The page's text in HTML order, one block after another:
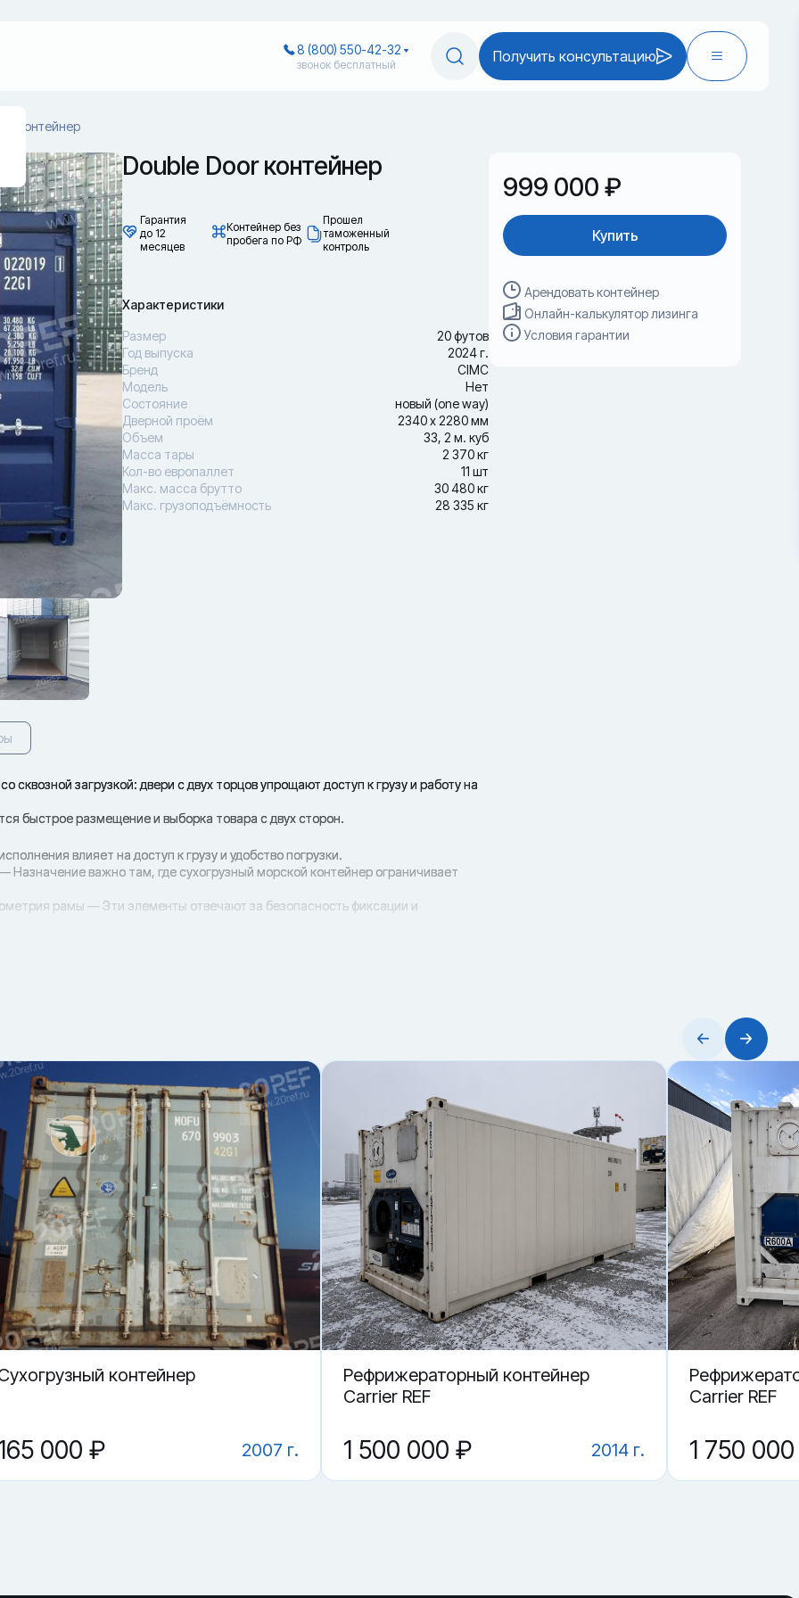
8 (800) 550-42-32
звонок бесплатный Получить консультацию
контейнер
Double Door контейнер
Гарантия
до 12
месяцев
Контейнер без
пробега по РФ
Прошел
таможенный
контроль
Характеристики
Размер
20 футов
Год выпуска
2024 г.
Бренд
CIMC
Модель
Нет
Состояние
новый (one way)
Дверной проём
2340 х 2280 мм
Объем
33, 2 м. куб
Масса тары
2 370 кг
Кол-во европаллет
11 шт
Макс. масса брутто
30 480 кг
Макс. грузоподъёмность
28 335 кг
999 000 ₽
Купить
Арендовать контейнер
Онлайн-калькулятор лизинга
Условия гарантии
сквозной загрузкой: двери с двух торцов упрощают доступ к грузу и работу на
быстрое размещение и выборка товара с двух сторон.
влияет на доступ к грузу и удобство погрузки.
важно там, где сухогрузный морской контейнер ограничивает
рамы — Эти элементы отвечают за безопасность фиксации и
партии
20 футов?
контейнер
000 ₽ 2007 г.
Рефрижераторный контейнер
Carrier REF
1 500 000 ₽ 2014 г.
Carrier REF
1 750